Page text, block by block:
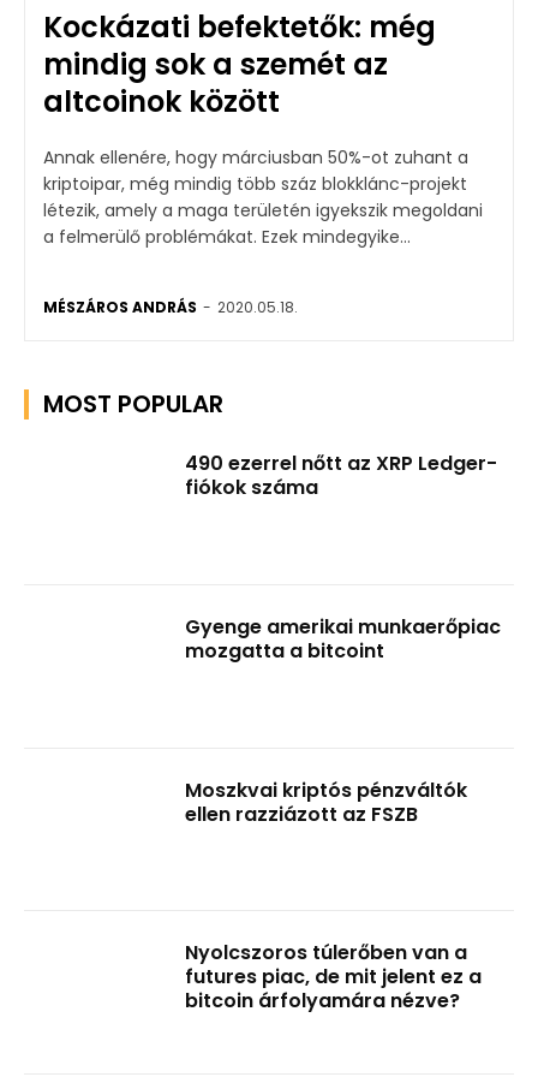
Kockázati befektetők: még
mindig sok a szemét az
altcoinok között
Annak ellenére, hogy márciusban 50%-ot zuhant a
kriptoipar, még mindig több száz blokklánc-projekt
létezik, amely a maga területén igyekszik megoldani
a felmerülő problémákat. Ezek mindegyike...
MÉSZÁROS ANDRÁS - 2020.05.18.
MOST POPULAR
490 ezerrel nőtt az XRP Ledger-
fiókok száma
Gyenge amerikai munkaerőpiac
mozgatta a bitcoint
Moszkvai kriptós pénzváltók
ellen razziázott az FSZB
Nyolcszoros túlerőben van a
futures piac, de mit jelent ez a
bitcoin árfolyamára nézve?